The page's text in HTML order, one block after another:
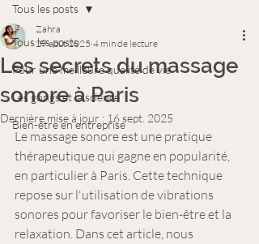
Tous les posts
Pour une meilleure qualité de vie
Les gongs et la science
Bien-être en entreprise
Tous les posts
Les secrets du massage
sonore à Paris
Zahra
29 août 2025 4 min de lecture
Dernière mise à jour : 16 sept. 2025
Le massage sonore est une pratique
thérapeutique qui gagne en popularité,
en particulier à Paris. Cette technique
repose sur l'utilisation de vibrations
sonores pour favoriser le bien-être et la
relaxation. Dans cet article, nous